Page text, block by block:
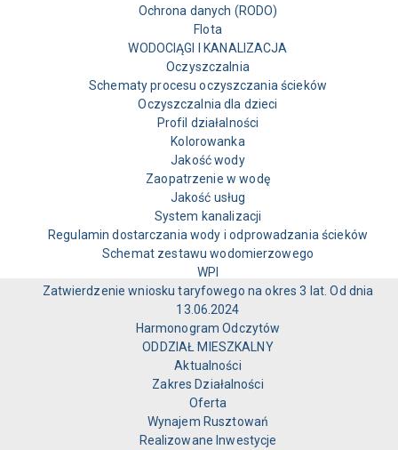
Ochrona danych (RODO)
Flota
WODOCIĄGI I KANALIZACJA
Oczyszczalnia
Schematy procesu oczyszczania ścieków
Oczyszczalnia dla dzieci
Profil działalności
Kolorowanka
Jakość wody
Zaopatrzenie w wodę
Jakość usług
System kanalizacji
Regulamin dostarczania wody i odprowadzania ścieków
Schemat zestawu wodomierzowego
WPI
Zatwierdzenie wniosku taryfowego na okres 3 lat. Od dnia
13.06.2024
Harmonogram Odczytów
ODDZIAŁ MIESZKALNY
Aktualności
Zakres Działalności
Oferta
Wynajem Rusztowań
Realizowane Inwestycje